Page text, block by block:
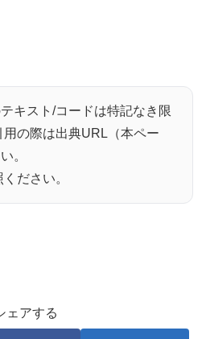
テキスト/コードは特記なき限
用の際は出典URL（本ペー
。
ださい。
ェアする